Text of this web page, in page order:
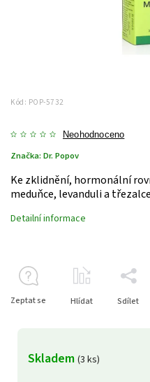
Kód: POP-5732
Neohodnoceno
Značka: Dr. Popov
Skladem (3 ks)
Ke zklidnění, hormonální
meduňce, levanduli a
Detailní informace
Zeptat se Hlídat Sdílet